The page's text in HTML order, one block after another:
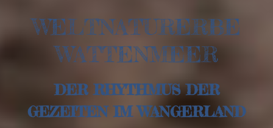
WELTNATURERBE
WATTENMEER
DER RHYTHMUS DER
GEZEITEN IM WANGERLAND